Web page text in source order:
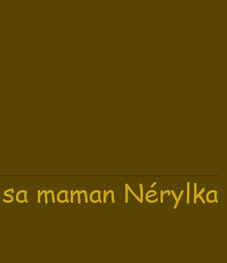
maman Nérylka